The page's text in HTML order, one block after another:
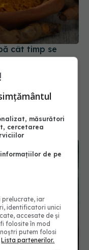
cât timp se
Până la de trei
ceaiul verde
măsurători
cercetarea
de pe
prelucrate, iar
identificatori unici
accesate de și
folosite în mod
putem folosi
Lista partenerilor.